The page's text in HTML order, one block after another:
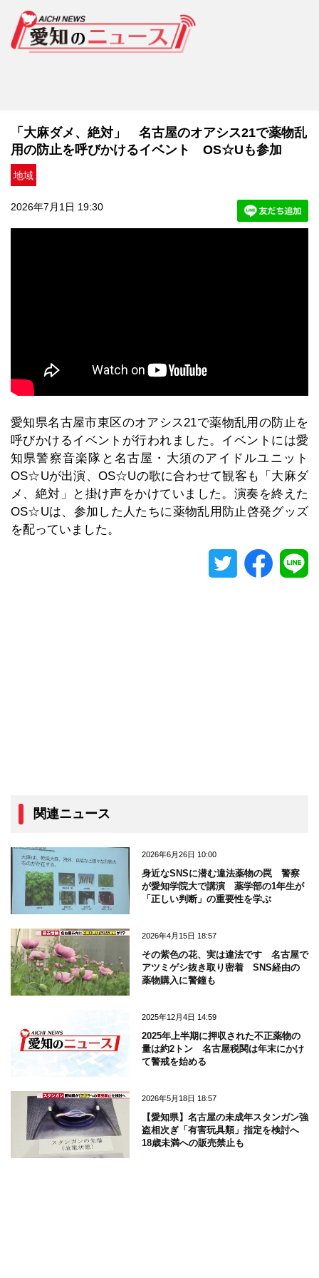
「大麻ダメ、絶対」 名古屋のオアシス21で薬物乱
用の防止を呼びかけるイベント OS☆Uも参加
地域
2026年7月1日 19:30
愛知県名古屋市東区のオアシス21で薬物乱用の防止を
呼びかけるイベントが行われました。イベントには愛
知県警察音楽隊と名古屋・大須のアイドルユニット
OS☆Uが出演、OS☆Uの歌に合わせて観客も「大麻ダ
メ、絶対」と掛け声をかけていました。演奏を終えた
OS☆Uは、参加した人たちに薬物乱用防止啓発グッズ
を配っていました。
関連ニュース
2026年6月26日 10:00
身近なSNSに潜む違法薬物の罠 警察
が愛知学院大で講演 薬学部の1年生が
「正しい判断」の重要性を学ぶ
2026年4月15日 18:57
その紫色の花、実は違法です 名古屋で
アツミゲシ抜き取り密着 SNS経由の
薬物購入に警鐘も
2025年12月4日 14:59
2025年上半期に押収された不正薬物の
量は約2トン 名古屋税関は年末にかけ
て警戒を始める
2026年5月18日 18:57
【愛知県】名古屋の未成年スタンガン強
盗相次ぎ「有害玩具類」指定を検討へ
18歳未満への販売禁止も